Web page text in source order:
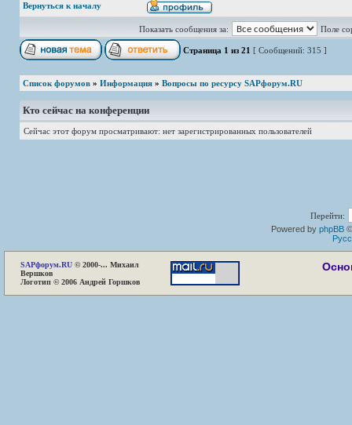
Вернуться к началу
Показать сообщения за: Поле
Страница 1 из 21 [ Сообщений: 315 ]
Список форумов » Информация » Вопросы по ресурсу SAPфорум.RU
Кто сейчас на конференции
Сейчас этот форум просматривают: нет зарегистрированных пользователей
Перейти:
Powered by phpBB
SAPфорум.RU © 2000-... Михаил
Вершков
Логотип © 2006 Андрей Горшков